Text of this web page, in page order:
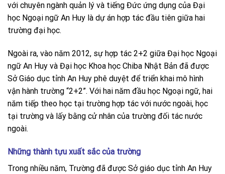
với chuyên ngành quản lý và tiếng Đức ứng dụng của Đại
học Ngoại ngữ An Huy là dự án hợp tác đầu tiên giữa hai
trường đại học.
Ngoài ra, vào năm 2012, sự hợp tác 2+2 giữa Đại học Ngoại
ngữ An Huy và Đại học Khoa học Chiba Nhật Bản đã được
Sở Giáo dục tỉnh An Huy phê duyệt để triển khai mô hình
vận hành trường “2+2”. Với hai năm đầu học Ngoại ngữ, hai
năm tiếp theo học tại trường hợp tác với nước ngoài, học
tại trường và lấy bằng cử nhân của trường đối tác nước
ngoài.
Những thành tựu xuất sắc của trường
Trong nhiều năm, Trường đã được Sở giáo dục tỉnh An Huy